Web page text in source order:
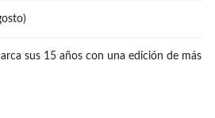
sus 15 años con una edición de más